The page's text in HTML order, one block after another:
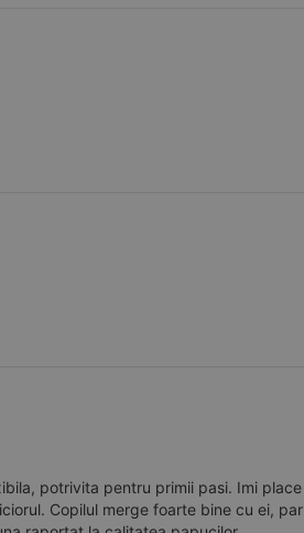
potrivita pentru primii pasi. Imi place
Copilul merge foarte bine cu ei, par